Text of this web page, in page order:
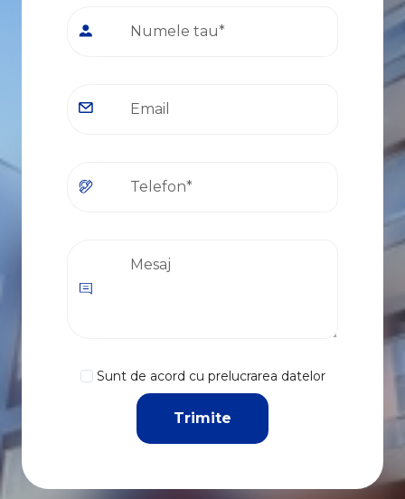
Sunt de acord cu prelucrarea datelor